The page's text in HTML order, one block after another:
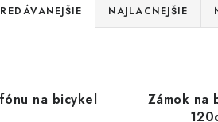
NAJLACNEJŠIE
na bicykel
Zámok na